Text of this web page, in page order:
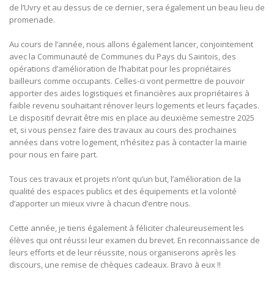
de l’Uvry et au dessus de ce dernier, sera également un beau lieu de
promenade.
Au cours de l’année, nous allons également lancer, conjointement
avec la Communauté de Communes du Pays du Saintois, des
opérations d’amélioration de l’habitat pour les propriétaires
bailleurs comme occupants. Celles-ci vont permettre de pouvoir
apporter des aides logistiques et financières aux propriétaires à
faible revenu souhaitant rénover leurs logements et leurs façades.
Le dispositif devrait être mis en place au deuxième semestre 2025
et, si vous pensez faire des travaux au cours des prochaines
années dans votre logement, n’hésitez pas à contacter la mairie
pour nous en faire part.
Tous ces travaux et projets n’ont qu’un but, l’amélioration de la
qualité des espaces publics et des équipements et la volonté
d’apporter un mieux vivre à chacun d’entre nous.
Cette année, je tiens également à féliciter chaleureusement les
élèves qui ont réussi leur examen du brevet. En reconnaissance de
leurs efforts et de leur réussite, nous organiserons après les
discours, une remise de chèques cadeaux. Bravo à eux !!